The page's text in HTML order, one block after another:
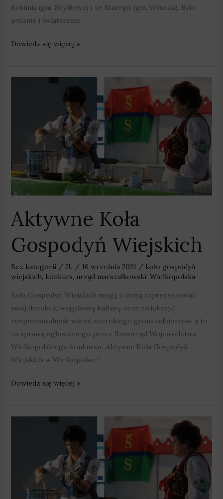
Kotunia (gm. Szydłowo) i ze Starego (gm. Wysoka). Było
pysznie i świątecznie.
Dowiedz się więcej »
Aktywne Koła
Gospodyń Wiejskich
Bez kategorii / JL / 16 września 2021 / koło gospodyń
wiejskich konkurs urząd marszałkowski Wielkopolska
Koła Gospodyń Wiejskich mogą z dumą zaprezentować
swój dorobek, wyjątkową kulturę oraz zwiększyć
rozpoznawalność wśród szerokiego grona odbiorców, a to
za sprawą ogłoszonego przez Samorząd Województwa
Wielkopolskiego konkursu „Aktywne Koła Gospodyń
Wiejskich w Wielkopolsce”.
Dowiedz się więcej »